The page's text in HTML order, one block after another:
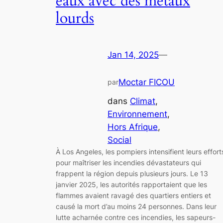
lourds
Jan 14, 2025—
parMoctar FICOU
dans Climat
Environnement
Hors Afrique
Social
À Los Angeles, les pompiers intensifient leurs
pour maîtriser les incendies dévastateurs qui
frappent la région depuis plusieurs jours. Le 13
janvier 2025, les autorités rapportaient que les
flammes avaient ravagé des quartiers entiers et
causé la mort d’au moins 24 personnes. Dans leur
lutte acharnée contre ces incendies, les sapeurs-